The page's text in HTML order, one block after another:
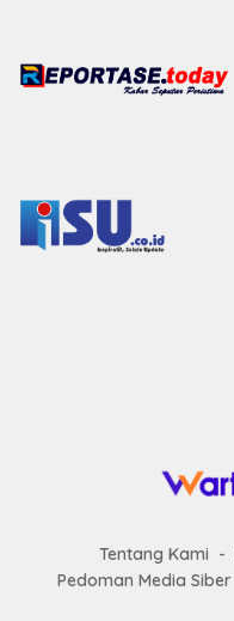
Tentang Kami
Pedoman Media Siber